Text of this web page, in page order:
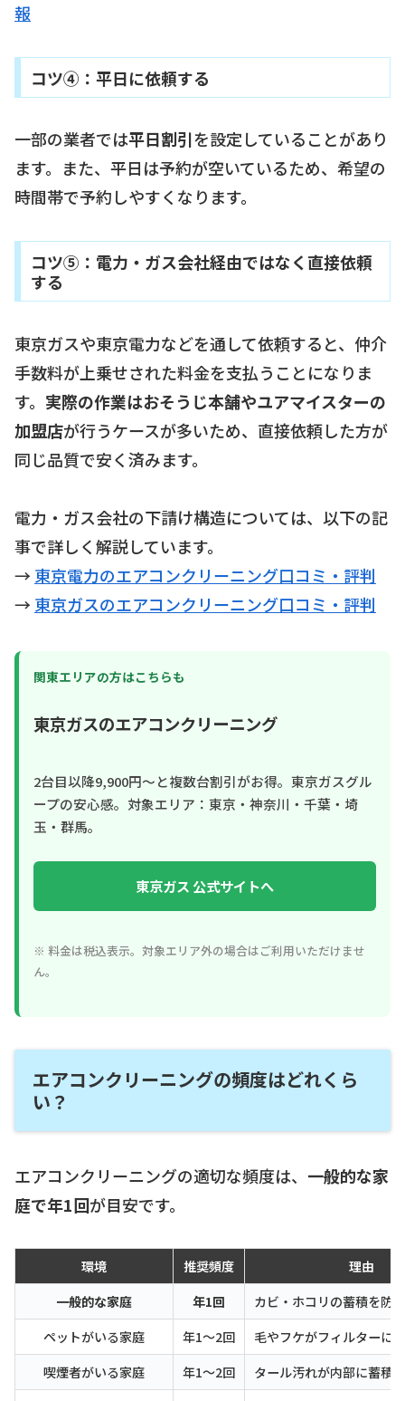
報
コツ④：平日に依頼する
一部の業者では平日割引を設定していることがあり
ます。また、平日は予約が空いているため、希望の
時間帯で予約しやすくなります。
コツ⑤：電力・ガス会社経由ではなく直接依頼
する
東京ガスや東京電力などを通して依頼すると、仲介
手数料が上乗せされた料金を支払うことになりま
す。 実際の作業はおそうじ本舗やユアマイスターの
加盟店が行うケースが多いため、直接依頼した方が
同じ品質で安く済みます。
電力・ガス会社の下請け構造については、以下の記
事で詳しく解説しています。
→ 東京電力のエアコンクリーニング口コミ・評判
→ 東京ガスのエアコンクリーニング口コミ・評判
関東エリアの方はこちらも
東京ガスのエアコンクリーニング
2台目以降9,900円〜と複数台割引がお得。東京ガスグル
ープの安心感。対象エリア：東京・神奈川・千葉・埼
玉・群馬。
東京ガス 公式サイトへ
※ 料金は税込表示。対象エリア外の場合はご利用いただけませ
ん。
エアコンクリーニングの頻度はどれくら
い？
エアコンクリーニングの適切な頻度は、 一般的な家
庭で年1回が目安です。
環境 推奨頻度
理由
一般的な家庭
年1回
カビ・ホコリの蓄積を防
ペットがいる家庭
年1〜2回
毛やフケがフィルターに
喫煙者がいる家庭
年1〜2回
タール汚れが内部に蓄積